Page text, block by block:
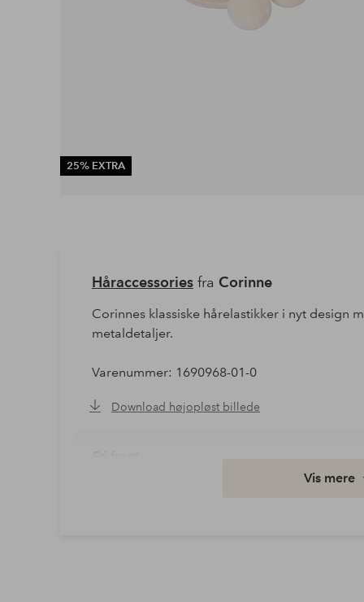
25% EXTRA
Håraccessoriesfra Corinne
Corinnes klassiske hårelastikker i nyt design
metaldetaljer.
Varenummer: 1690968-01-0
Download højopløst billede
Vis mere